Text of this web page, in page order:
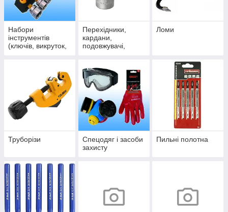
Набори
інструментів
(ключів, викруток,
Перехідники,
кардани,
подовжувачі,
Ломи
Труборізи
Спецодяг і засоби
захисту
Пильні полотна